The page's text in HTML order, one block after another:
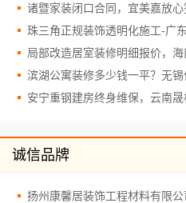
诸暨家装闭口合同，宜美嘉放心
安宁重钢建房终身维保，云南
诚信品牌
扬州康馨居装饰工程材料有限公